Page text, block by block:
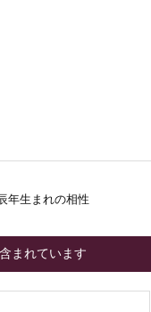
年生まれの相性
まれています